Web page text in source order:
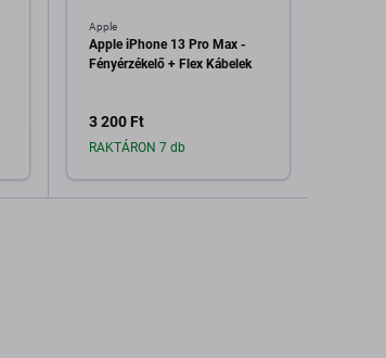
Apple
Apple iPhone 13 Pro Max -
Fényérzékelő + Flex Kábelek
3 200 Ft
RAKTÁRON 7 db